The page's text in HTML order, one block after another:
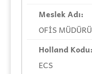
OFİS MÜDÜRÜ
ECS